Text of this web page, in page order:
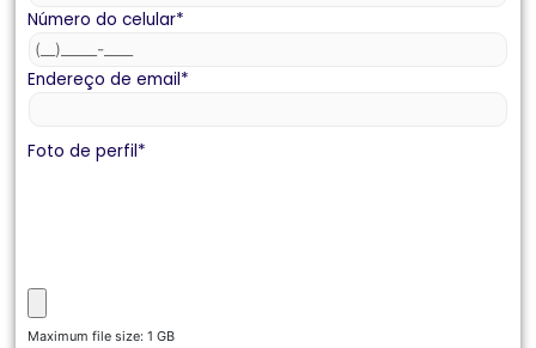
Número do celular*
Endereço de email*
Foto de perfil*
Maximum file size: 1 GB